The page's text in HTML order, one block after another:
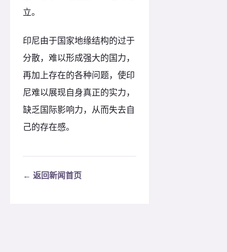
立。
印尼由于国家地缘结构的过于
分散，难以形成强大的国力，
再加上存在的各种问题，使印
尼难以展现自身真正的实力，
缺乏国际影响力，从而失去自
己的存在感。
← 返回新闻首页